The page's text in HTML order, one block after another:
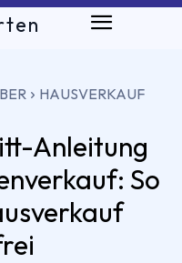
HAUSVERKAUF
Anleitung
So